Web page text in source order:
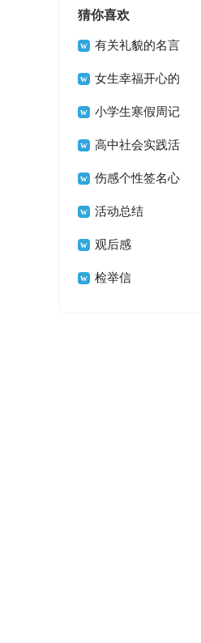
猜你喜欢
有关礼貌的名言
女生幸福开心的
qq签名小学生寒假周记
范文八篇
高中社会实践活
动总结伤感个性签名心
好累活动总结
观后感
检举信